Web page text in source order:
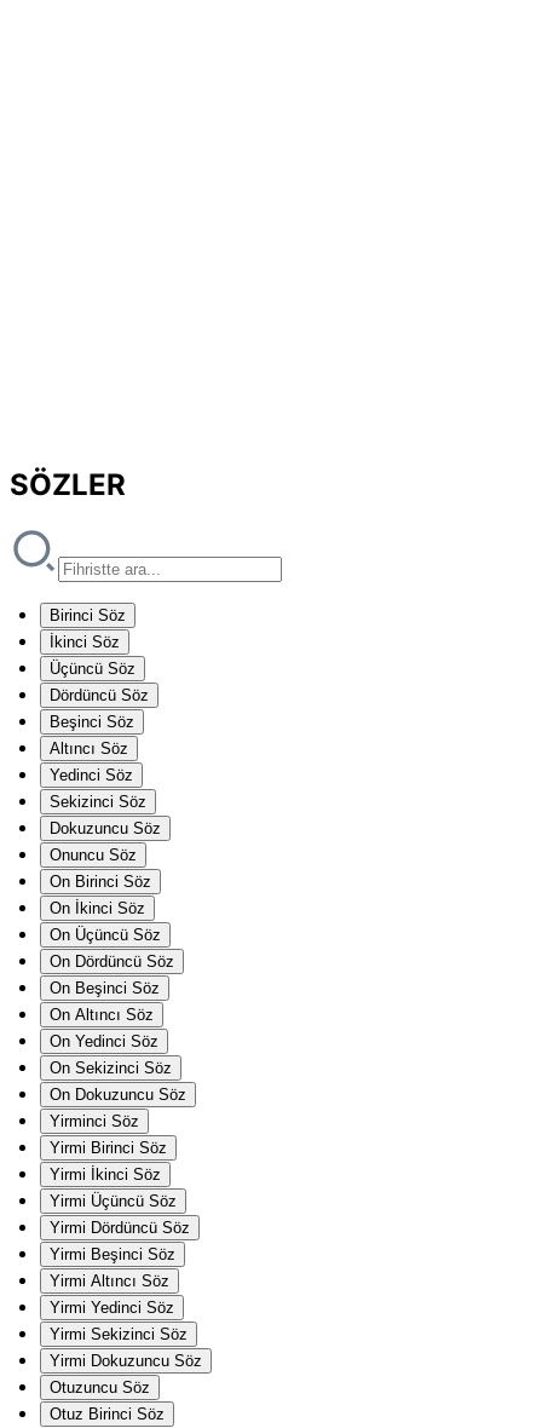
SÖZLER
Birinci Söz
İkinci Söz
Üçüncü Söz
Dördüncü Söz
Beşinci Söz
Altıncı Söz
Yedinci Söz
Sekizinci Söz
Dokuzuncu Söz
Onuncu Söz
On Birinci Söz
On İkinci Söz
On Üçüncü Söz
On Dördüncü Söz
On Beşinci Söz
On Altıncı Söz
On Yedinci Söz
On Sekizinci Söz
On Dokuzuncu Söz
Yirminci Söz
Yirmi Birinci Söz
Yirmi İkinci Söz
Yirmi Üçüncü Söz
Yirmi Dördüncü Söz
Yirmi Beşinci Söz
Yirmi Altıncı Söz
Yirmi Yedinci Söz
Yirmi Sekizinci Söz
Yirmi Dokuzuncu Söz
Otuzuncu Söz
Otuz Birinci Söz